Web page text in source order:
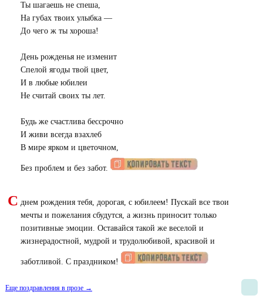
Ты шагаешь не спеша,
На губах твоих улыбка —
До чего ж ты хороша!
День рожденья не изменит
Спелой ягоды твой цвет,
И в любые юбилеи
Не считай своих ты лет.
Будь же счастлива бессрочно
И живи всегда взахлеб
В мире ярком и цветочном,
Без проблем и без забот.
С днем рождения тебя, дорогая, с юбилеем! Пускай все твои
мечты и пожелания сбудутся, а жизнь приносит только
позитивные эмоции. Оставайся такой же веселой и
жизнерадостной, мудрой и трудолюбивой, красивой и
заботливой. С праздником!
Еще поздравления в прозе →